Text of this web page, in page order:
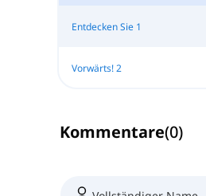
Entdecken Sie 1
Vorwärts! 2
Kommentare(0)